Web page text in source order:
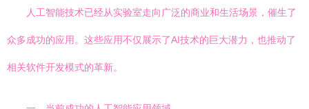
人工智能技术已经从实验室走向广泛的商业和生活场景，催生了
众多成功的应用。这些应用不仅展示了AI技术的巨大潜力，也推动了
相关软件开发模式的革新。